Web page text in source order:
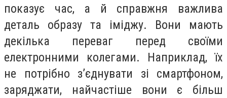
показує час, а й справжня важлива
деталь образу та іміджу. Вони мають
декілька переваг перед своїми
електронними колегами. Наприклад, їх
не потрібно з’єднувати зі смартфоном,
заряджати, найчастіше вони є більш